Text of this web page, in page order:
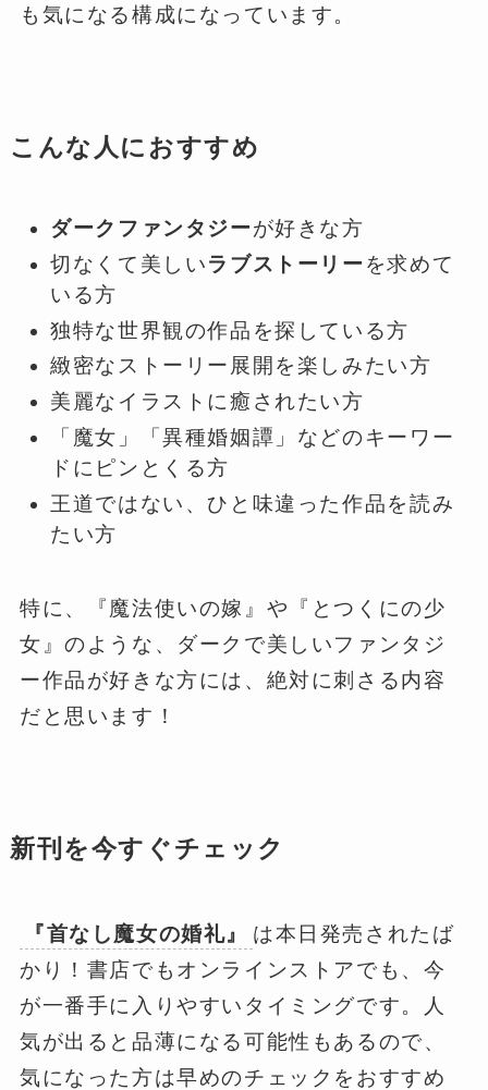
も気になる構成になっています。
こんな人におすすめ
ダークファンタジーが好きな方
切なくて美しいラブストーリー を求めて
いる方
独特な世界観の作品を探している方
緻密なストーリー展開を楽しみたい方
美麗なイラストに癒されたい方
「魔女」「異種婚姻譚」などのキーワー
ドにピンとくる方
王道ではない、ひと味違った作品を読み
たい方
特に、『魔法使いの嫁』や『とつくにの少
女』のような、ダークで美しいファンタジ
ー作品が好きな方には、絶対に刺さる内容
だと思います！
新刊を今すぐチェック
『首なし魔女の婚礼』
は本日発売されたば
かり！書店でもオンラインストアでも、今
が一番手に入りやすいタイミングです。人
気が出ると品薄になる可能性もあるので、
気になった方は早めのチェックをおすすめ